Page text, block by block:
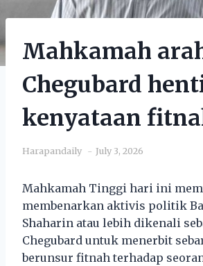
Mahkamah
Chegubard
kenyataan
Harapandaily July 3, 2026
Mahkamah Tinggi hari ini
membenarkan aktivis politik
Shaharin atau lebih dikenali
Chegubard untuk menerbit
berunsur fitnah terhadap